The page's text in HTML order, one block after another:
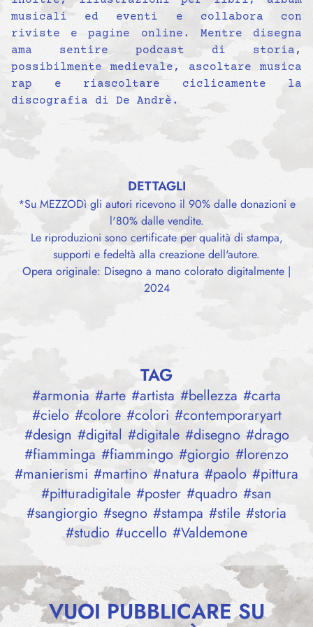
musicali ed eventi e collabora con
riviste e pagine online. Mentre disegna
ama sentire podcast di storia,
possibilmente medievale, ascoltare musica
rap e riascoltare ciclicamente la
discografia di De Andrè.
DETTAGLI
*Su MEZZODì gli autori ricevono il 90% dalle donazioni e
l'80% dalle vendite.
Le riproduzioni sono certificate per qualità di stampa,
supporti e fedeltà alla creazione dell'autore.
Opera originale: Disegno a mano colorato digitalmente |
2024
TAG
#armonia #arte #artista #bellezza #carta
#cielo #colore #colori #contemporaryart
#design #digital #digitale #disegno #drago
#fiamminga #fiammingo #giorgio #lorenzo
#manierismi #martino #natura #paolo #pittura
#pitturadigitale #poster #quadro #san
#sangiorgio #segno #stampa #stile #storia
#studio #uccello #Valdemone
VUOI PUBBLICARE SU